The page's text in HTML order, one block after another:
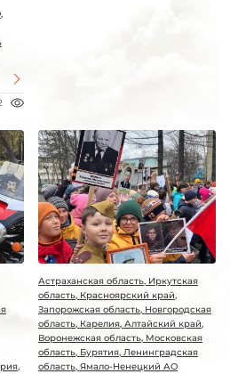
Астраханская область, Иркутская
область, Красноярский край,
Запорожская область, Новгородская
область, Карелия, Алтайский край,
Воронежская область, Московская
область, Бурятия, Ленинградская
область, Ямало-Ненецкий АО